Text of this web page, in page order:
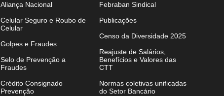
Aliança Nacional
Celular Seguro e Roubo de
Celular
Golpes e Fraudes
Selo de Prevenção a
Fraudes
Crédito Consignado
Prevenção
Febraban Sindical
Publicações
Censo da Diversidade 2025
Reajuste de Salários,
Benefícios e Valores das
CTT
Normas coletivas unificadas
do Setor Bancário